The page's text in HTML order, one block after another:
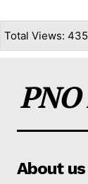
Total Views:
About us